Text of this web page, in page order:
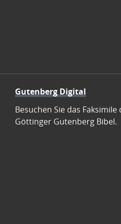
Gutenberg Digital
Besuchen Sie das Faksimile
Göttinger Gutenberg Bibel.